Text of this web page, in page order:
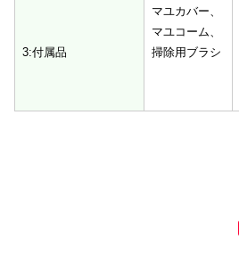
3:付属品
マユカバー、
マユコーム、
掃除用ブラシ